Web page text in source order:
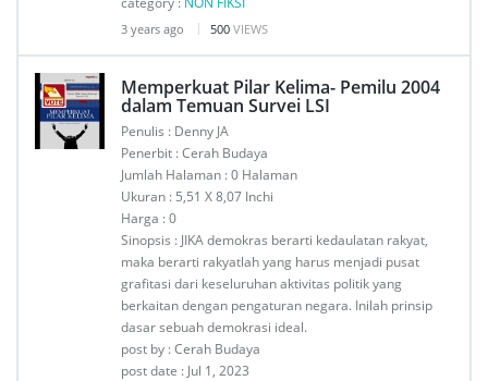
3 years ago 500 VIEWS
Memperkuat Pilar Kelima- Pemilu 2004
dalam Temuan Survei LSI
Penulis : Denny JA
Penerbit : Cerah Budaya
Jumlah Halaman : 0 Halaman
Ukuran : 5,51 X 8,07 Inchi
Harga : 0
Sinopsis : JIKA demokras berarti kedaulatan rakyat,
maka berarti rakyatlah yang harus menjadi pusat
grafitasi dari keseluruhan aktivitas politik yang
berkaitan dengan pengaturan negara. Inilah prinsip
dasar sebuah demokrasi ideal.
post by : Cerah Budaya
post date : Jul 1, 2023